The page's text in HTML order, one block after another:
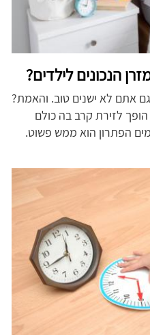
הנכונים לילדים?
אתם לא ישנים טוב. והאמת?
לזירת קרב בה כולם
הפתרון הוא ממש פשוט.